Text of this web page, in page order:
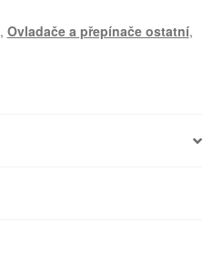
, Ovladače a přepínače ostatní,